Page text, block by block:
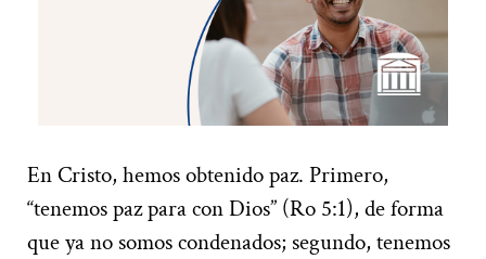
En Cristo, hemos obtenido paz. Primero,
“tenemos paz para con Dios” (Ro 5:1), de forma
que ya no somos condenados; segundo, tenemos